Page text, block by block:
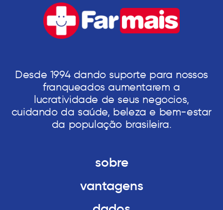
Desde 1994 dando suporte para nossos
franqueados aumentarem a
lucratividade de seus negócios,
cuidando da saúde, beleza e bem-estar
da população brasileira.
sobre
vantagens